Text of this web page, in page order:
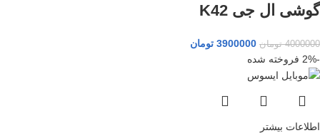
گوشی ال جی K42
4000000 تومان 3900000 تومان
-2%
فروخته شده
اطلاعات بیشتر